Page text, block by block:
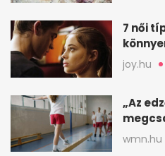
7 női
joy.hu
„Az
– Klára
wmn.hu